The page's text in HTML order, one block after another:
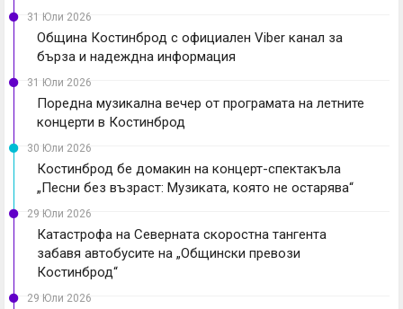
31 Юли 2026
Община Костинброд с официален Viber канал за
бърза и надеждна информация
31 Юли 2026
Поредна музикална вечер от програмата на летните
концерти в Костинброд
30 Юли 2026
Костинброд бе домакин на концерт-спектакъла
„Песни без възраст: Музиката, която не остарява“
29 Юли 2026
Катастрофа на Северната скоростна тангента
забавя автобусите на „Общински превози
Костинброд“
29 Юли 2026